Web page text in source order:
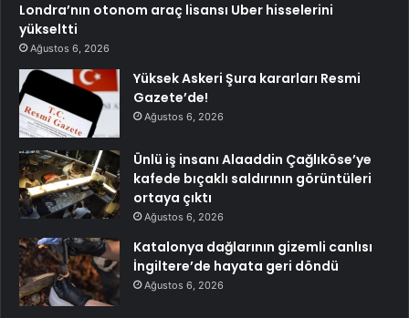
Londra’nın otonom araç lisansı Uber hisselerini
yükseltti
Ağustos 6, 2026
Yüksek Askeri Şura kararları Resmi
Gazete’de!
Ağustos 6, 2026
Ünlü iş insanı Alaaddin Çağlıköse’ye
kafede bıçaklı saldırının görüntüleri
ortaya çıktı
Ağustos 6, 2026
Katalonya dağlarının gizemli canlısı
İngiltere’de hayata geri döndü
Ağustos 6, 2026